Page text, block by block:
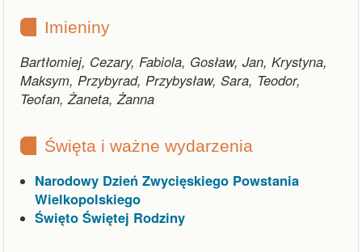
Imieniny
Bartłomiej, Cezary, Fabiola, Gosław, Jan, Krystyna,
Maksym, Przybyrad, Przybysław, Sara, Teodor,
Teofan, Żaneta, Żanna
Święta i ważne wydarzenia
Narodowy Dzień Zwycięskiego Powstania
Wielkopolskiego
Święto Świętej Rodziny